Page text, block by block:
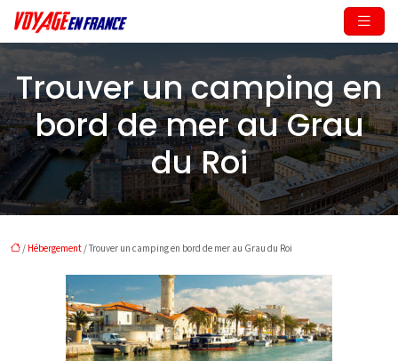
Trouver un camping en
bord de mer au Grau
du Roi
/ Hébergement / Trouver un camping en bord de mer au Grau du Roi